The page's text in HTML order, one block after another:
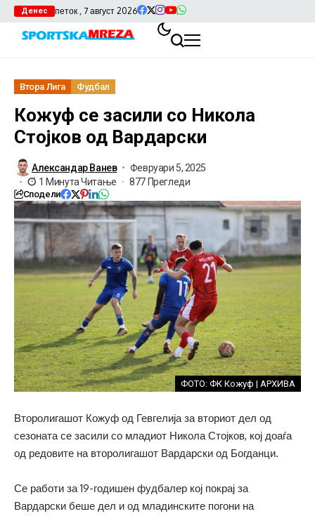
Денес петок , 7 август 2026
Втора Лига Фудбал
Кожуф се засили со Никола
Стојков од Вардарски
Александар Ванев
Февруари 5, 2025
1 Минута Читање
877 Прегледи
Сподели
ФОТО: ФК Кожуф | АРХИВА
Второлигашот Кожуф од Гевгелија за вториот дел од
сезоната се засили со младиот Никола Стојков, кој доаѓа
од редовите на второлигашот Вардарски од Богданци.
Се работи за 19-годишен фудбалер кој покрај за
Вардарски беше дел и од младинските погони на